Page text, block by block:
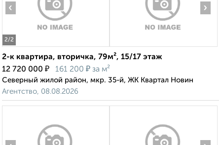
2/2
‹ ›
2-к квартира, вторичка, 79м², 15/17 этаж
12 720 000 ₽ 161 200 ₽ за м²
Северный жилой район, мкр. 35-й, ЖК Квартал Новин
Агентство, 08.08.2026